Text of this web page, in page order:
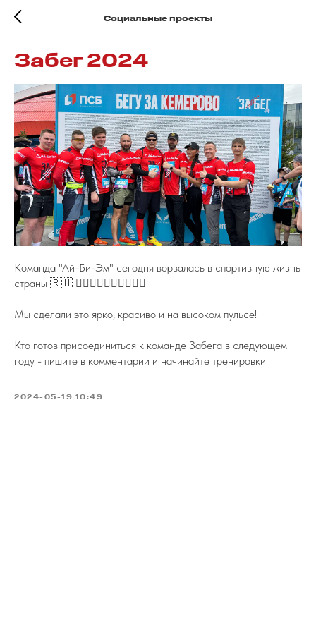
Социальные проекты
Забег 2024
Команда "Ай-Би-Эм" сегодня ворвалась в спортивную жизнь
страны 🇷🇺 🏃‍♂🏃‍♂🏃‍♂🏃‍♂🏃‍♂
Мы сделали это ярко, красиво и на высоком пульсе!
Кто готов присоединиться к команде Забега в следующем
году - пишите в комментарии и начинайте тренировки
2024-05-19 10:49